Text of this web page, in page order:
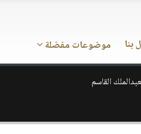
بنا موضوعات مفضلة
القاسم